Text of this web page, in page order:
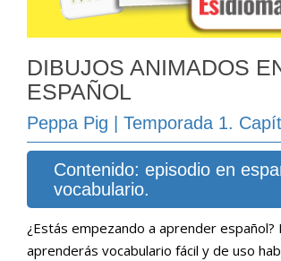
DIBUJOS ANIMADOS
ESPAÑOL
Peppa Pig | Temporada 1.
Contenido: episodio en
vocabulario.
¿Estás empezando a aprender español?
aprenderás vocabulario fácil y de uso